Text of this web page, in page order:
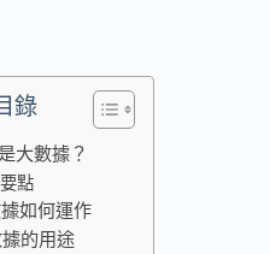
錄
大數據？
要點
如何運作
的用途